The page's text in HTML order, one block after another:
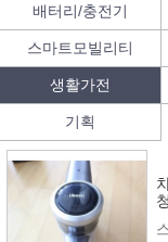
배터리/충전기
스마트모빌리티
생활가전
기획